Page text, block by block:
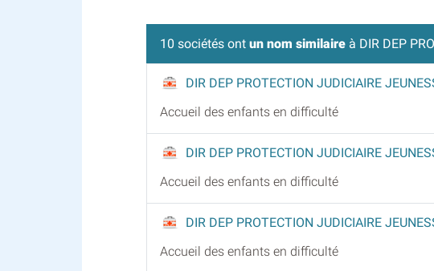
10 sociétés ont un nom similaire à DIR DEP
DIR DEP PROTECTION JUDICIAIRE
Accueil des enfants en difficulté
DIR DEP PROTECTION JUDICIAIRE
Accueil des enfants en difficulté
DIR DEP PROTECTION JUDICIAIRE
Accueil des enfants en difficulté